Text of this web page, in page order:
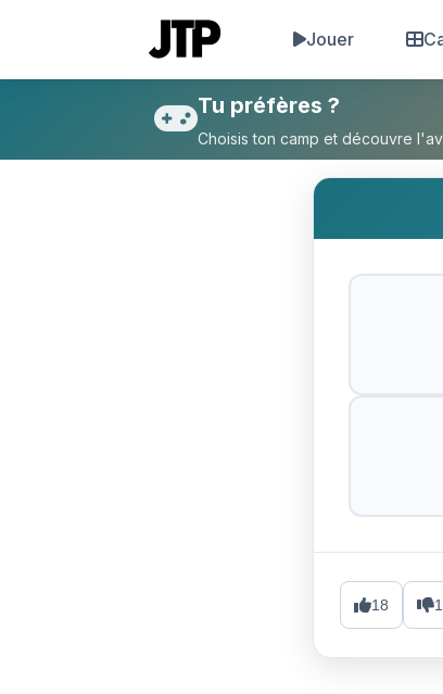
Jouer
Tu préfères Pearl
Tu préfères ?
Choisis ton camp et découvre
18